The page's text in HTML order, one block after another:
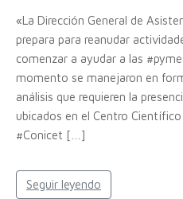
«La Dirección General de
prepara para reanudar
comenzar a ayudar a las
momento se manejaron en
análisis que requieren la
ubicados en el Centro
#Conicet […]
Seguir leyendo